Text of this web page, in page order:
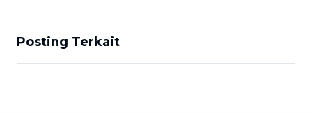
Posting Terkait